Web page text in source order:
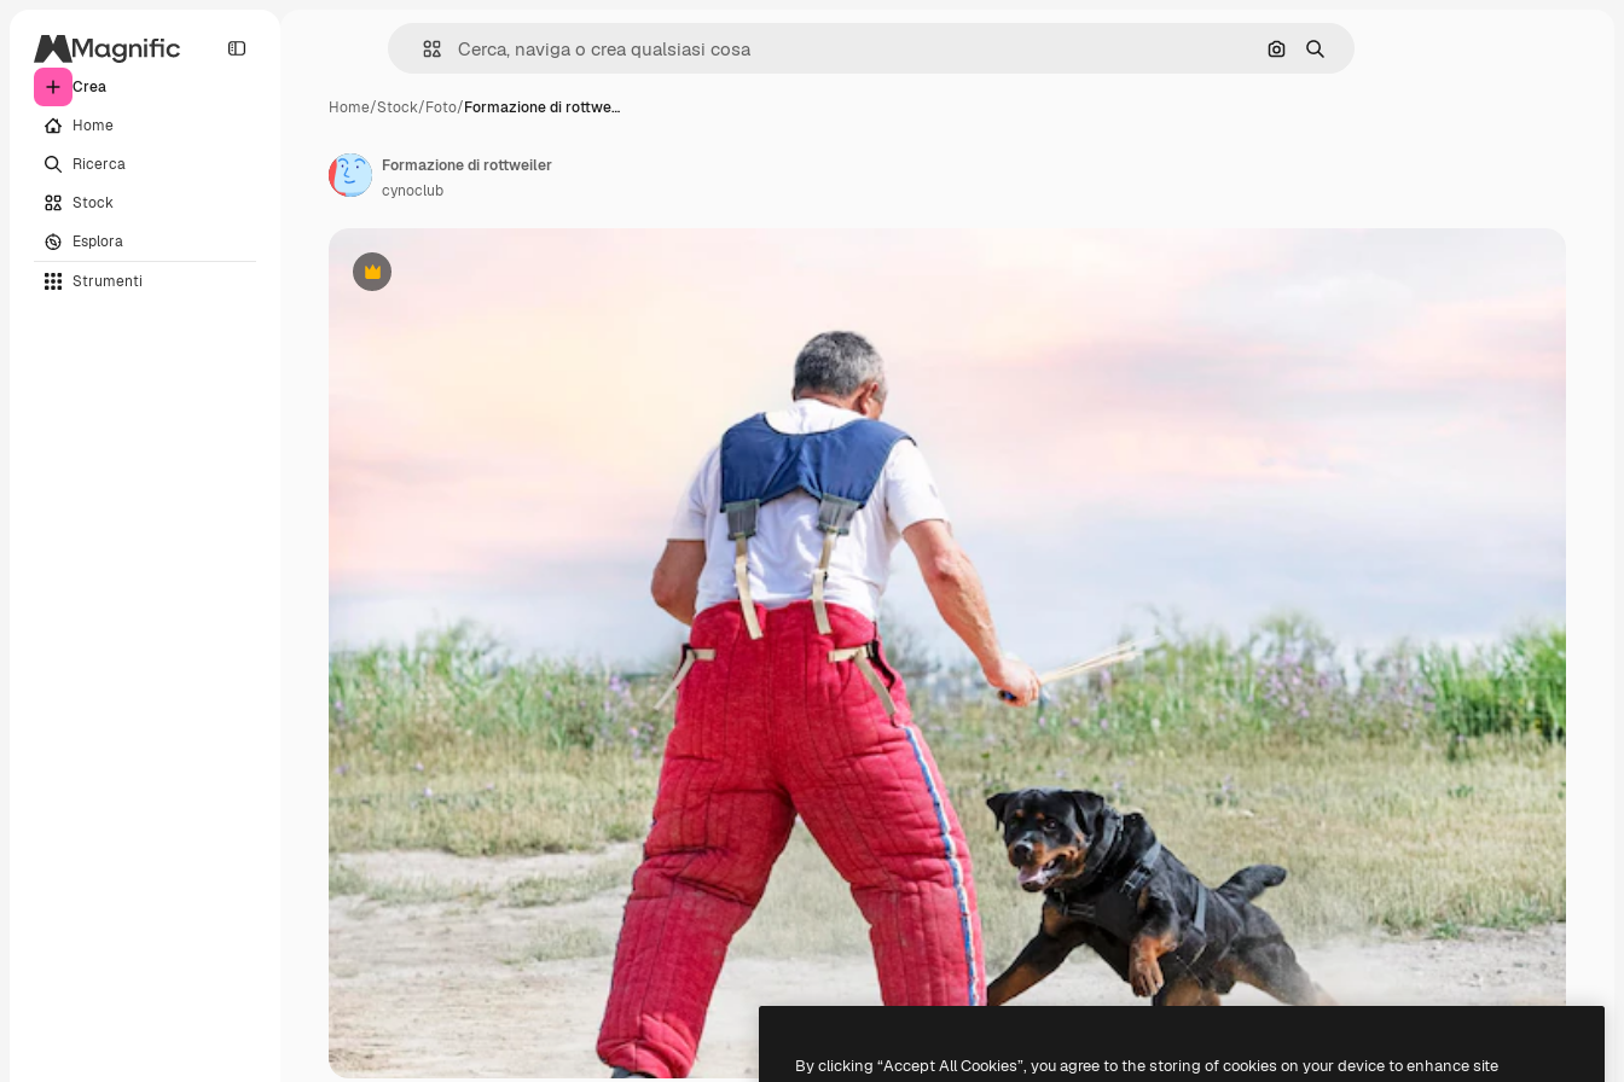
Crea
Home
Ricerca
Stock
Esplora
Strumenti
Cerca per immagine
Ricerca
Home/Stock/Foto/Formazione di rottwe…
Premium
Formazione di rottweiler
cynoclub
By clicking “Accept All Cookies”, you agree to the storing of cookies on your device to enhance site